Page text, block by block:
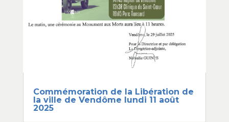
Commémoration de la Libération de
la ville de Vendôme lundi 11 août
2025